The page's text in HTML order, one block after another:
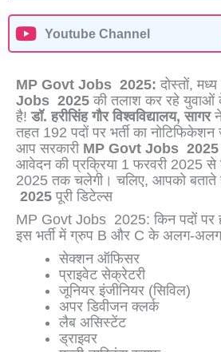
Youtube Channel
MP Govt Jobs 2025: दोस्तों,
Jobs 2025की तलाश कर रहे युवाओं
है!डॉ. हरीसिंह गौर विश्वविद्यालय,सागर
तहत 192 पदों पर भर्ती का नोटिफिकेशन
आप सरकारी MP Govt Jobs 2025
आवेदन की प्रक्रिया 1 फरवरी 2025 से
2025 तक चलेगी। चलिए, आपको बताते
2025पूरी डिटेल्स
MP Govt Jobs 2025: किन पदों पर
इस भर्ती में ग्रुप B और C के अलग-
सेक्शन ऑफिसर
प्राइवेट सेक्रेटरी
जूनियर इंजीनियर (सिविल)
अपर डिवीजन क्लर्क
लैब असिस्टेंट
ड्राइवर